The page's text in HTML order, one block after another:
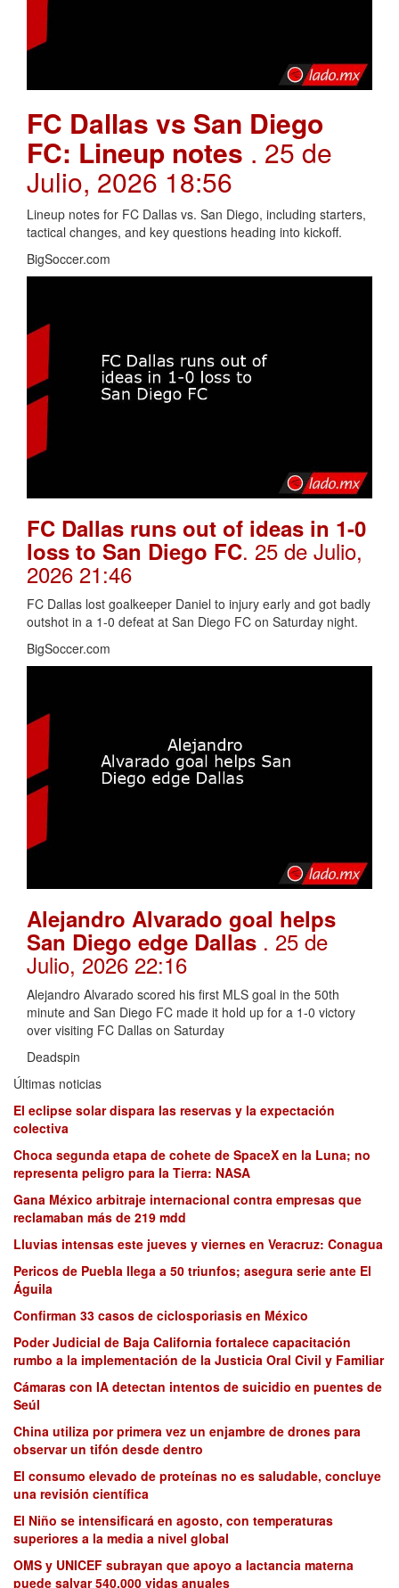
FC Dallas vs San Diego
FC: Lineup notes . 25 de
Julio, 2026 18:56
Lineup notes for FC Dallas vs. San Diego, including starters,
tactical changes, and key questions heading into kickoff.
BigSoccer.com
FC Dallas runs out of ideas in 1-0
loss to San Diego FC. 25 de Julio,
2026 21:46
FC Dallas lost goalkeeper Daniel to injury early and got badly
outshot in a 1-0 defeat at San Diego FC on Saturday night.
BigSoccer.com
Alejandro Alvarado goal helps
San Diego edge Dallas . 25 de
Julio, 2026 22:16
Alejandro Alvarado scored his first MLS goal in the 50th
minute and San Diego FC made it hold up for a 1-0 victory
over visiting FC Dallas on Saturday
Deadspin
Últimas noticias
El eclipse solar dispara las reservas y la expectación
colectiva
Choca segunda etapa de cohete de SpaceX en la Luna; no
representa peligro para la Tierra: NASA
Gana México arbitraje internacional contra empresas que
reclamaban más de 219 mdd
Lluvias intensas este jueves y viernes en Veracruz: Conagua
Pericos de Puebla llega a 50 triunfos; asegura serie ante El
Águila
Confirman 33 casos de ciclosporiasis en México
Poder Judicial de Baja California fortalece capacitación
rumbo a la implementación de la Justicia Oral Civil y Familiar
Cámaras con IA detectan intentos de suicidio en puentes de
Seúl
China utiliza por primera vez un enjambre de drones para
observar un tifón desde dentro
El consumo elevado de proteínas no es saludable, concluye
una revisión científica
El Niño se intensificará en agosto, con temperaturas
superiores a la media a nivel global
OMS y UNICEF subrayan que apoyo a lactancia materna
puede salvar 540.000 vidas anuales